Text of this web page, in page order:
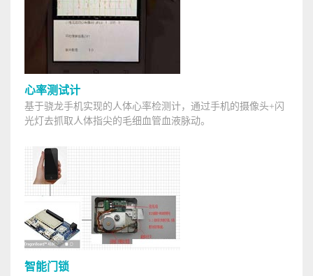
心率测试计
基于骁龙手机实现的人体心率检测计，通过手机的摄像头+闪
光灯去抓取人体指尖的毛细血管血液脉动。
智能门锁